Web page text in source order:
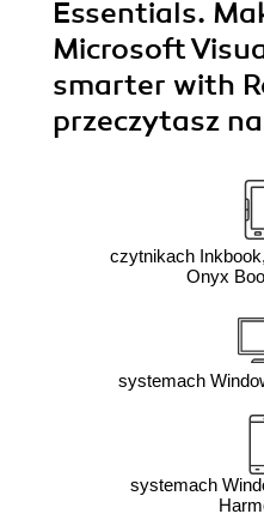
Essentials.
Microsoft
smarter with
przeczytasz
czytnikach
Onyx
systemach
systemach